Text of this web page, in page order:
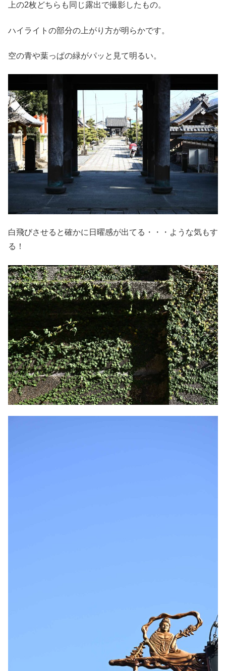
上の2枚どちらも同じ露出で撮影したもの。
ハイライトの部分の上がり方が明らかです。
空の青や葉っぱの緑がパッと見て明るい。
白飛びさせると確かに日曜感が出てる・・・ような気もす
る！